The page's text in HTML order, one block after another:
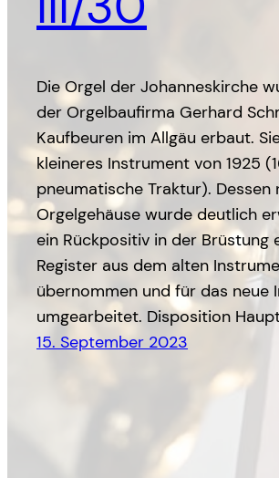
Die Orgel der Johanneskirche
der Orgelbaufirma Gerhard
Kaufbeuren im Allgäu erbaut.
kleineres Instrument von 1925
pneumatische Traktur). Dessen
Orgelgehäuse wurde deutlich
ein Rückpositiv in der Brüstung
Register aus dem alten
übernommen und für das neue
umgearbeitet. Disposition
15. September 2023